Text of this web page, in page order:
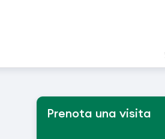
Prenota una visita